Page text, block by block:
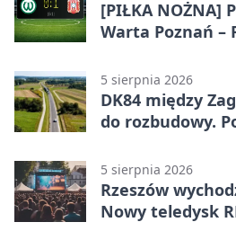
[PIŁKA NOŻNA]
Warta Poznań –
pierwszoligowca
5 sierpnia 2026
DK84 między
do rozbudowy.
5 sierpnia 2026
Rzeszów
Nowy teledysk